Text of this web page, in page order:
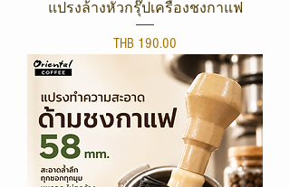
แปรงล้างหัวกรุ๊ปเครื่องชงกาแฟ
Price
THB 190.00